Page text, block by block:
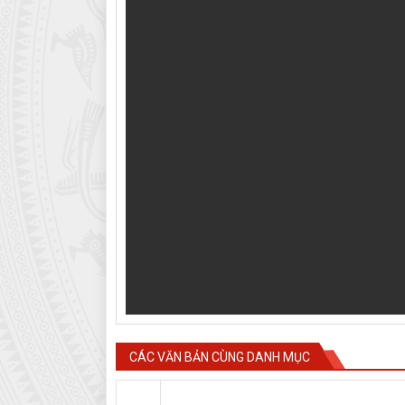
CÁC VĂN BẢN CÙNG DANH MỤC